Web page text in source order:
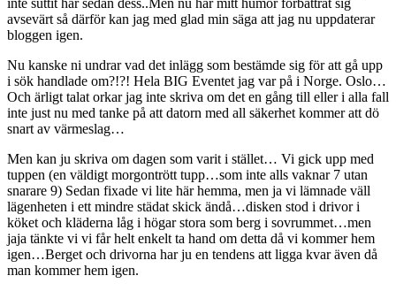
inte suttit här sedan dess..Men nu har mitt humör förbättrat sig
avsevärt så därför kan jag med glad min säga att jag nu uppdaterar
bloggen igen.
Nu kanske ni undrar vad det inlägg som bestämde sig för att gå upp
i sök handlade om?!?! Hela BIG Eventet jag var på i Norge. Oslo…
Och ärligt talat orkar jag inte skriva om det en gång till eller i alla fall
inte just nu med tanke på att datorn med all säkerhet kommer att dö
snart av värmeslag…
Men kan ju skriva om dagen som varit i stället… Vi gick upp med
tuppen (en väldigt morgontrött tupp…som inte alls vaknar 7 utan
snarare 9) Sedan fixade vi lite här hemma, men ja vi lämnade väll
lägenheten i ett mindre städat skick ändå…disken stod i drivor i
köket och kläderna låg i högar stora som berg i sovrummet…men
jaja tänkte vi vi får helt enkelt ta hand om detta då vi kommer hem
igen…Berget och drivorna har ju en tendens att ligga kvar även då
man kommer hem igen.